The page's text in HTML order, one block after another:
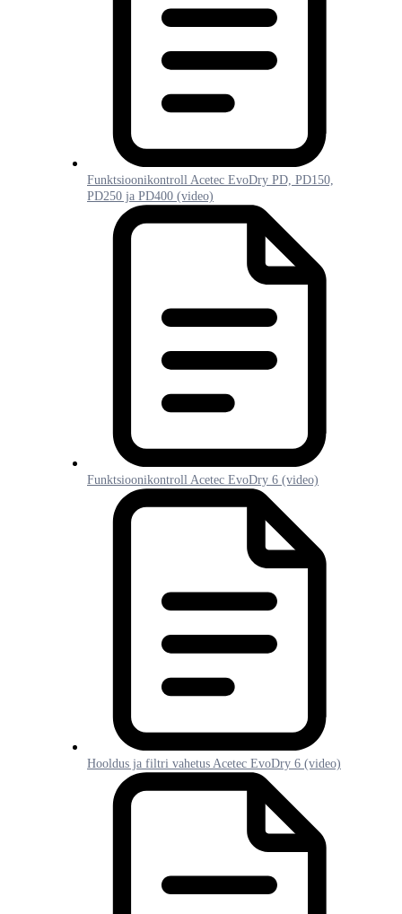
Funktsioonikontroll Acetec EvoDry PD, PD150,
PD250 ja PD400 (video)
Funktsioonikontroll Acetec EvoDry 6 (video)
Hooldus ja filtri vahetus Acetec EvoDry 6 (video)